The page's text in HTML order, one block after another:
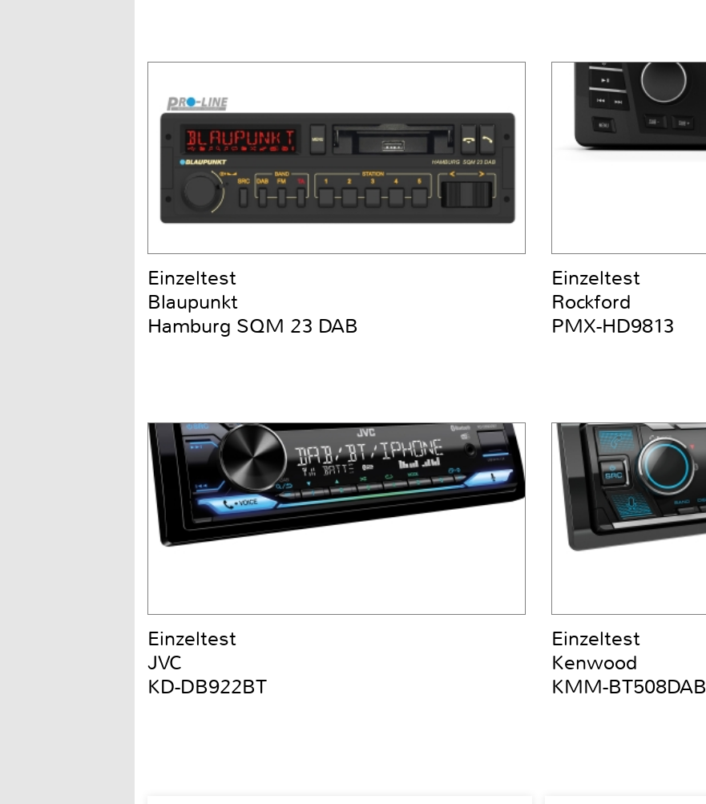
Einzeltest
Blaupunkt
Hamburg SQM 23 DAB
Einzeltest
Rockford
PMX-HD9813
Einzeltest
JVC
KD-DB922BT
Einzeltest
Kenwood
KMM-BT508DAB